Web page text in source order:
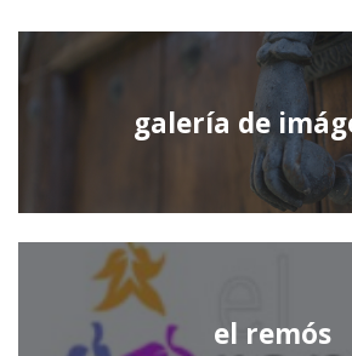
galería de
el remós